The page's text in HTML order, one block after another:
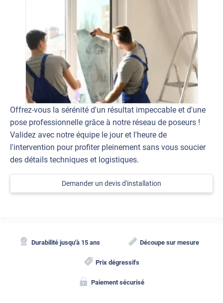
Offrez-vous la sérénité d'un résultat impeccable et d'une
pose professionnelle grâce à notre réseau de poseurs !
Validez avec notre équipe le jour et l'heure de
l'intervention pour profiter pleinement sans vous soucier
des détails techniques et logistiques.
Demander un devis d'installation
Durabilité jusqu'à 15 ans Découpe sur mesure
Prix dégressifs
Paiement sécurisé